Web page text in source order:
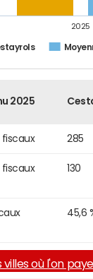
2025
2025
fiscaux 285
fiscaux
130
45,6
villes où l'on